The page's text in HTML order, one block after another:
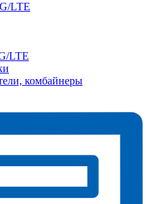
LTE
LTE
комбайнеры